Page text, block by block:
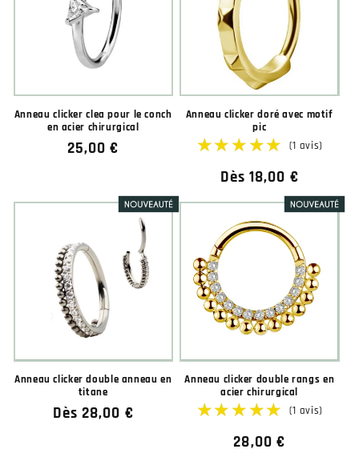
★★★★★
★★★★★
Anneau clicker clea pour le conch
en acier chirurgical
Prix
25,00 €
Anneau clicker doré avec motif
pic
Prix
habituel
Dès 18,00 €
Anneau clicker double anneau en
titane
Prix
Dès 28,00 €
Anneau clicker double rangs en
acier chirurgical
Prix
28,00 €